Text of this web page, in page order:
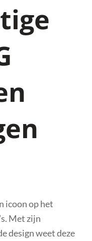
icoon op het
Met zijn
design weet deze